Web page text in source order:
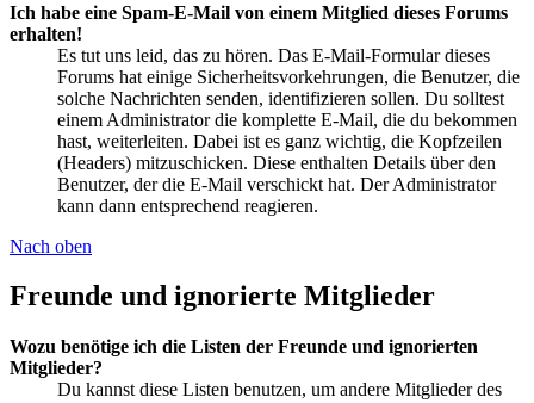
Ich habe eine Spam-E-Mail von einem Mitglied dieses Forums
erhalten!
Es tut uns leid, das zu hören. Das E-Mail-Formular dieses
Forums hat einige Sicherheitsvorkehrungen, die Benutzer, die
solche Nachrichten senden, identifizieren sollen. Du solltest
einem Administrator die komplette E-Mail, die du bekommen
hast, weiterleiten. Dabei ist es ganz wichtig, die Kopfzeilen
(Headers) mitzuschicken. Diese enthalten Details über den
Benutzer, der die E-Mail verschickt hat. Der Administrator
kann dann entsprechend reagieren.
Nach oben
Freunde und ignorierte Mitglieder
Wozu benötige ich die Listen der Freunde und ignorierten
Mitglieder?
Du kannst diese Listen benutzen, um andere Mitglieder des